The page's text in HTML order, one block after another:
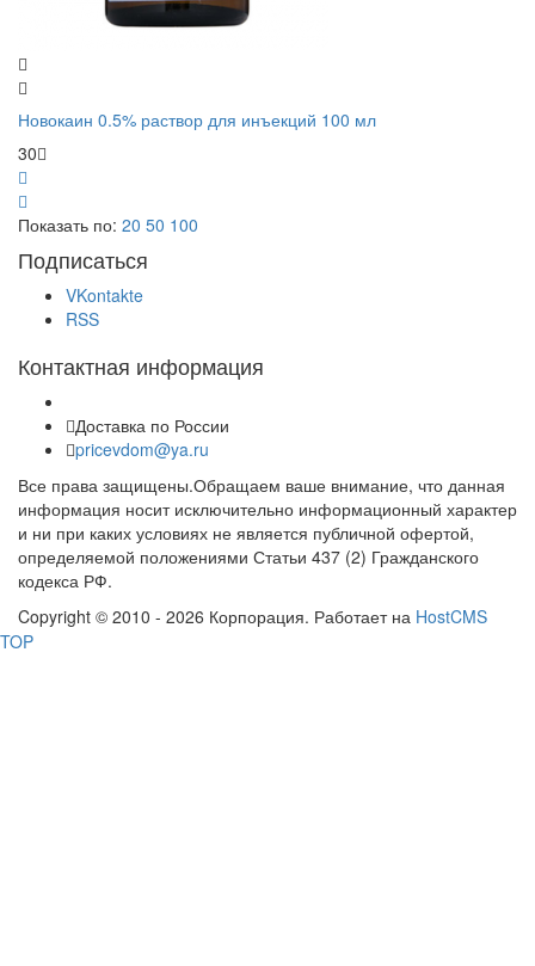
Новокаин 0.5% раствор для инъекций 100 мл
30
Показать по: 20 50 100
Подписаться
VKontakte
RSS
Контактная информация
Доставка по России
pricevdom@ya.ru
Все права защищены.Обращаем ваше внимание, что данная
информация носит исключительно информационный характер
и ни при каких условиях не является публичной офертой,
определяемой положениями Статьи 437 (2) Гражданского
кодекса РФ.
Copyright © 2010 - 2026 Корпорация. Работает на HostCMS
TOP